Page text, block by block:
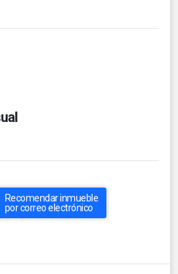
Recomendar inmueble
por correo electrónico